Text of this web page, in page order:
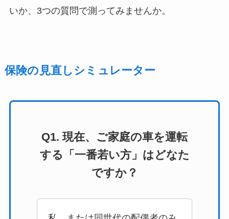
いか、3つの質問で測ってみませんか。
保険の見直しシミュレーター
Q1. 現在、ご家庭の車を運転
する「一番若い方」はどなた
ですか？